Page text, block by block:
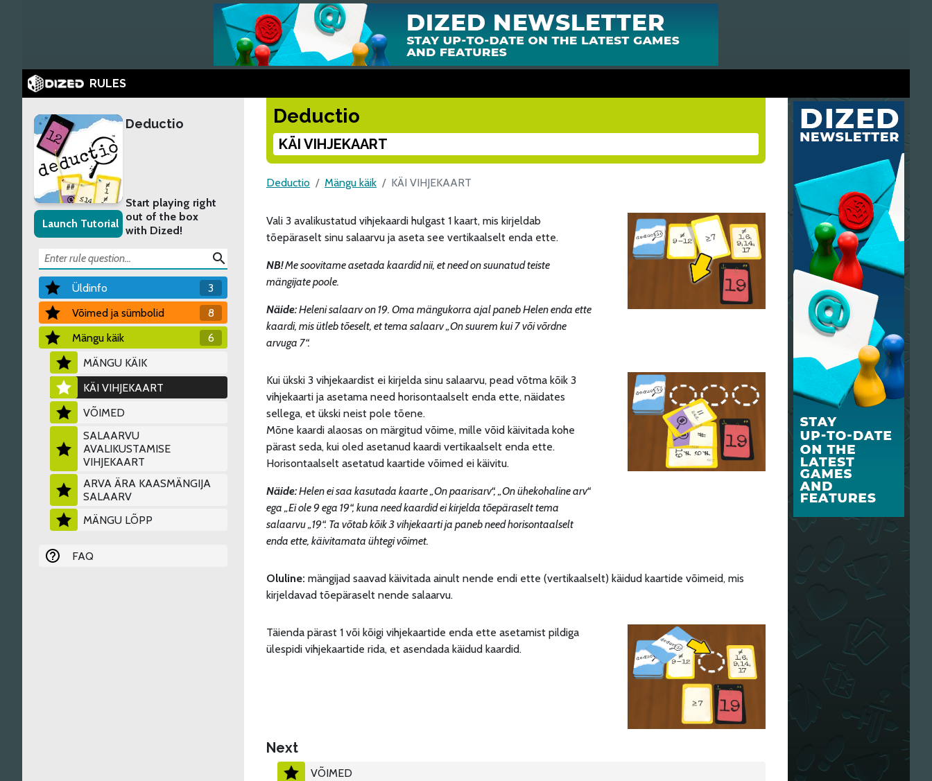
RULES
Launch Tutorial
Deductio
Start playing right
out of the box
with Dized!
search
Üldinfo
3
Võimed ja sümbolid
8
Mängu käik
6
MÄNGU KÄIK
KÄI VIHJEKAART
VÕIMED
SALAARVU
AVALIKUSTAMISE
VIHJEKAART
ARVA ÄRA KAASMÄNGIJA
SALAARV
MÄNGU LÕPP
FAQ
Deductio
KÄI VIHJEKAART
Deductio Mängu käik KÄI VIHJEKAART
Vali 3 avalikustatud vihjekaardi hulgast 1 kaart, mis kirjeldab
tõepäraselt sinu salaarvu ja aseta see vertikaalselt enda ette.
NB!Me soovitame asetada kaardid nii, et need on suunatud teiste
mängijate poole.
Näide:Heleni salaarv on 19. Oma mängukorra ajal paneb Helen enda ette
kaardi, mis ütleb tõeselt, et tema salaarv „On suurem kui 7 või võrdne
arvuga 7“.
Kui ükski 3 vihjekaardist ei kirjelda sinu salaarvu, pead võtma kõik 3
vihjekaarti ja asetama need horisontaalselt enda ette, näidates
sellega, et ükski neist pole tõene.
Mõne kaardi alaosas on märgitud võime, mille võid käivitada kohe
pärast seda, kui oled asetanud kaardi vertikaalselt enda ette.
Horisontaalselt asetatud kaartide võimed ei käivitu.
Näide:Helen ei saa kasutada kaarte „On paarisarv“, „On ühekohaline arv“
ega „Ei ole 9 ega 19“, kuna need kaardid ei kirjelda tõepäraselt tema
salaarvu „19“. Ta võtab kõik 3 vihjekaarti ja paneb need horisontaalselt
enda ette, käivitamata ühtegi võimet.
Oluline: mängijad saavad käivitada ainult nende endi ette (vertikaalselt) käidud kaartide võimeid, mis
kirjeldavad tõepäraselt nende salaarvu.
Täienda pärast 1 või kõigi vihjekaartide enda ette asetamist pildiga
ülespidi vihjekaartide rida, et asendada käidud kaardid.
Next
VÕIMED